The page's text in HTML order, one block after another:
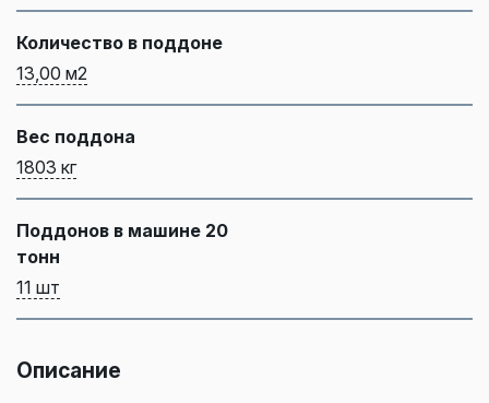
Количество в поддоне
13,00 м2
Вес поддона
1803 кг
Поддонов в машине 20
тонн
11 шт
Описание